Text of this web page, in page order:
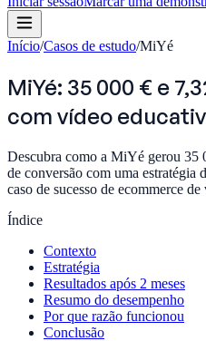
Início/Casos de estudo/MiYé
MiYé: 35 000 € e
com vídeo
Descubra como a MiYé gerou 35
de conversão com uma
caso de sucesso de ecommerce
Índice
Contexto
Estratégia
Resultados após 2 meses
Resumo do desempenho
Por que razão funcionou
Conclusão